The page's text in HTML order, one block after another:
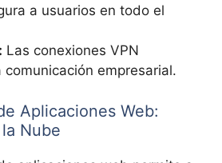
a usuarios en todo el
Las conexiones VPN
comunicación empresarial.
Aplicaciones Web:
Nube